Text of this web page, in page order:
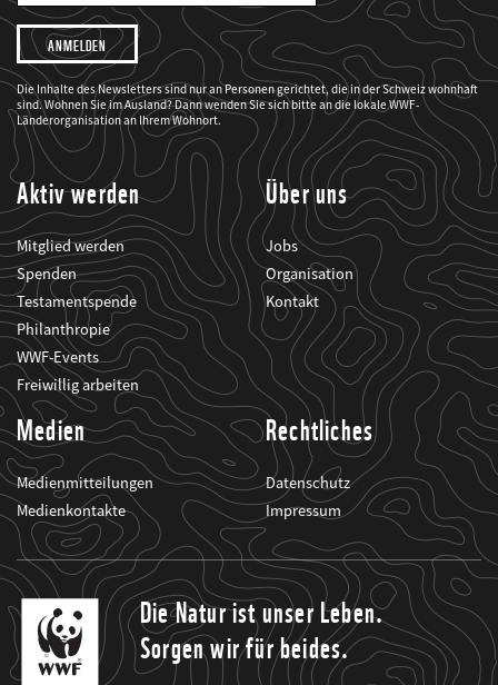
Adresse
Ich
möchte,
dass
der
WWF
mich
über
seine
Projekte
informiert.
Die Inhalte des Newsletters sind nur an Personen gerichtet, die in der Schweiz wohnhaft
sind. Wohnen Sie im Ausland? Dann wenden Sie sich bitte an die lokale WWF-
Länderorganisation an Ihrem Wohnort.
Aktiv werden
Mitglied werden
Spenden
Testamentspende
Philanthropie
WWF-Events
Freiwillig arbeiten
Über uns
Jobs
Organisation
Kontakt
Medien
Medienmitteilungen
Medienkontakte
Rechtliches
Datenschutz
Impressum
Die Natur ist unser Leben.
Sorgen wir für beides.